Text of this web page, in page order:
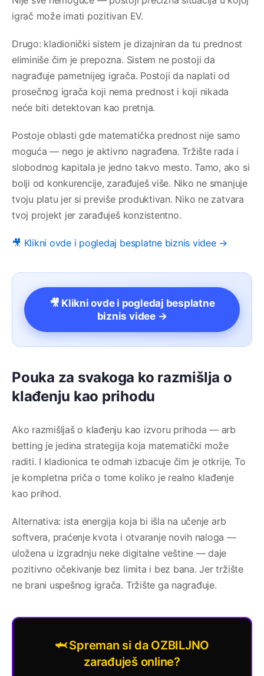
igrač može imati pozitivan EV.
Drugo: kladionički sistem je dizajniran da tu prednost
eliminiše čim je prepozna. Sistem ne postoji da
nagrađuje pametnijeg igrača. Postoji da naplati od
prosečnog igrača koji nema prednost i koji nikada
neće biti detektovan kao pretnja.
Postoje oblasti gde matematička prednost nije samo
moguća — nego je aktivno nagrađena. Tržište rada i
slobodnog kapitala je jedno takvo mesto. Tamo, ako si
bolji od konkurencije, zarađuješ više. Niko ne smanjuje
tvoju platu jer si previše produktivan. Niko ne zatvara
tvoj projekt jer zarađuješ konzistentno.
🎥 Klikni ovde i pogledaj besplatne biznis videe →
🎥 Klikni ovde i pogledaj besplatne
biznis videe →
Pouka za svakoga ko razmišlja o
klađenju kao prihodu
Ako razmišljaš o klađenju kao izvoru prihoda — arb
betting je jedina strategija koja matematički može
raditi. I kladionica te odmah izbacuje čim je otkrije. To
je kompletna priča o tome koliko je realno klađenje
kao prihod.
Alternativa: ista energija koja bi išla na učenje arb
softvera, praćenje kvota i otvaranje novih naloga —
uložena u izgradnju neke digitalne veštine — daje
pozitivno očekivanje bez limita i bez bana. Jer tržište
ne brani uspešnog igrača. Tržište ga nagrađuje.
🦈 Spreman si da OZBILJNO
zarađuješ online?